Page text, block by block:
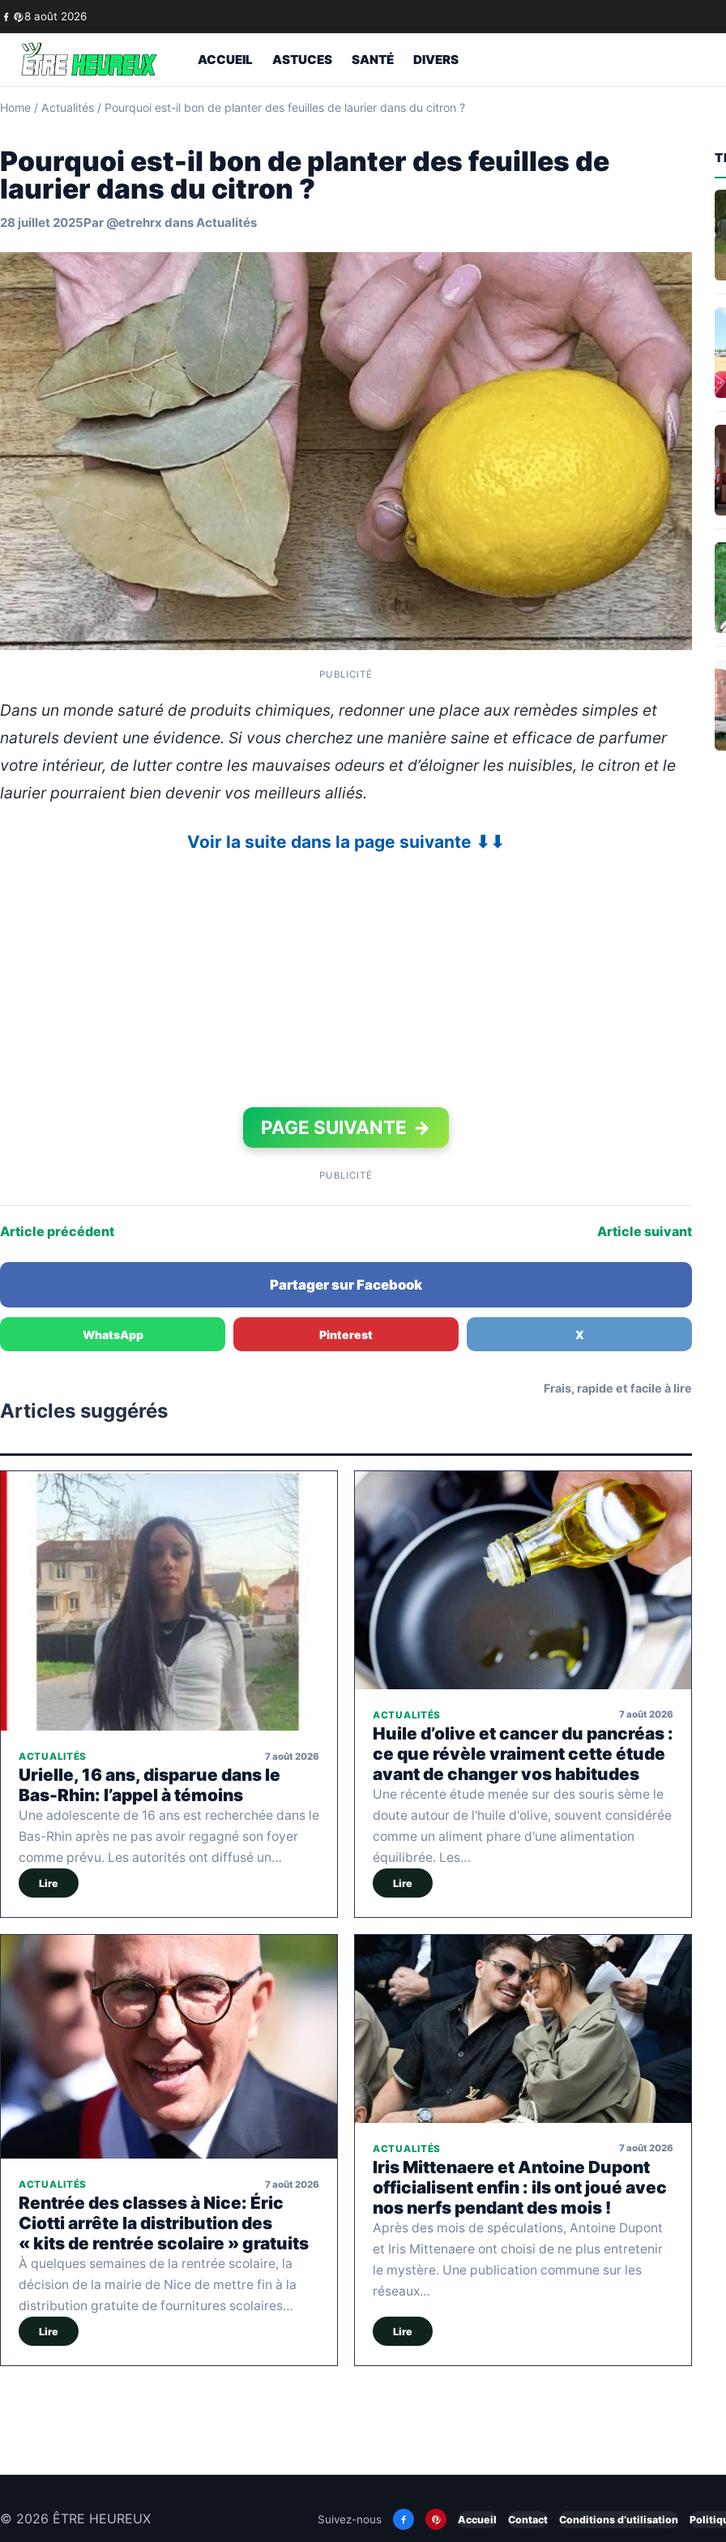
Skip to content
8 août 2026
ACCUEIL ASTUCES SANTÉ DIVERS
Home / Actualités / Pourquoi est-il bon de planter des feuilles de laurier dans du citron ?
Pourquoi est-il bon de planter des feuilles de
laurier dans du citron ?
28 juillet 2025Par @etrehrx dansActualités
PUBLICITÉ
Dans un monde saturé de produits chimiques, redonner une place aux remèdes simples et
naturels devient une évidence. Si vous cherchez une manière saine et efficace de parfumer
votre intérieur, de lutter contre les mauvaises odeurs et d’éloigner les nuisibles, le citron et le
laurier pourraient bien devenir vos meilleurs alliés.
Voir la suite dans la page suivante ⬇⬇
PAGE SUIVANTE →
PUBLICITÉ
Article précédent Article suivant
Partager sur Facebook
WhatsApp Pinterest X
Articles suggérés
Frais, rapide et facile à lire
ACTUALITÉS 7 août 2026
Urielle, 16 ans, disparue dans le
Bas-Rhin: l’appel à témoins
Une adolescente de 16 ans est recherchée dans le
Bas-Rhin après ne pas avoir regagné son foyer
comme prévu. Les autorités ont diffusé un…
Lire
ACTUALITÉS 7 août 2026
Huile d’olive et cancer du pancréas :
ce que révèle vraiment cette étude
avant de changer vos habitudes
Une récente étude menée sur des souris sème le
doute autour de l'huile d'olive, souvent considérée
comme un aliment phare d'une alimentation
équilibrée. Les…
Lire
ACTUALITÉS 7 août 2026
Rentrée des classes à Nice: Éric
Ciotti arrête la distribution des
« kits de rentrée scolaire » gratuits
À quelques semaines de la rentrée scolaire, la
décision de la mairie de Nice de mettre fin à la
distribution gratuite de fournitures scolaires…
Lire
ACTUALITÉS 7 août 2026
Iris Mittenaere et Antoine Dupont
officialisent enfin : ils ont joué avec
nos nerfs pendant des mois !
Après des mois de spéculations, Antoine Dupont
et Iris Mittenaere ont choisi de ne plus entretenir
le mystère. Une publication commune sur les
réseaux…
Lire
© 2026 ÊTRE HEUREUX Suivez-nous Accueil Contact Conditions d’utilisation